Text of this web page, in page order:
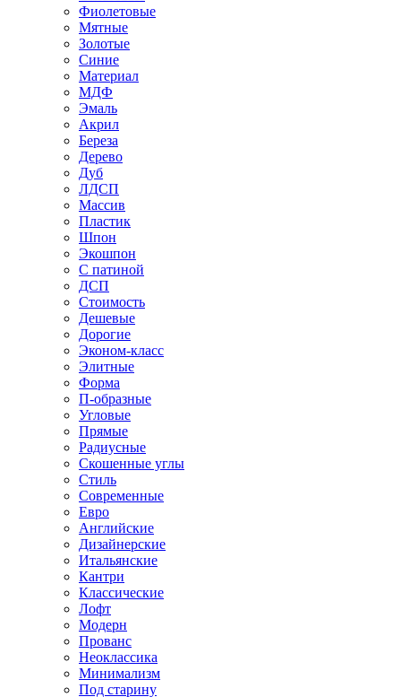
Фиолетовые
Мятные
Золотые
Синие
Материал
МДФ
Эмаль
Акрил
Береза
Дерево
Дуб
ЛДСП
Массив
Пластик
Шпон
Экошпон
С патиной
ДСП
Стоимость
Дешевые
Дорогие
Эконом-класс
Элитные
Форма
П-образные
Угловые
Прямые
Радиусные
Скошенные углы
Стиль
Современные
Евро
Английские
Дизайнерские
Итальянские
Кантри
Классические
Лофт
Модерн
Прованс
Неоклассика
Минимализм
Под старину